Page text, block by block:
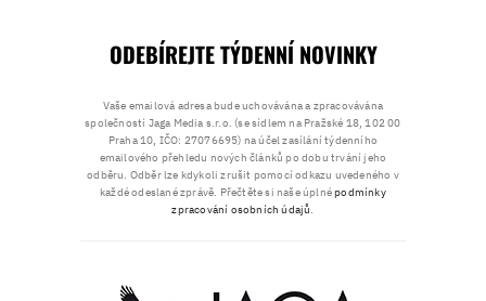
ODEBÍREJTE TÝDENNÍ NOVINKY
Vaše emailová adresa bude uchovávána a zpracovávána
společností Jaga Media s.r.o. (se sídlem na Pražské 18, 102 00
Praha 10, IČO: 27076695) na účel zasílání týdenního
emailového přehledu nových článků po dobu trvání jeho
odběru. Odběr lze kdykoli zrušit pomocí odkazu uvedeného v
každé odeslané zprávě. Přečtěte si naše úplnépodmínky
zpracování osobních údajů.